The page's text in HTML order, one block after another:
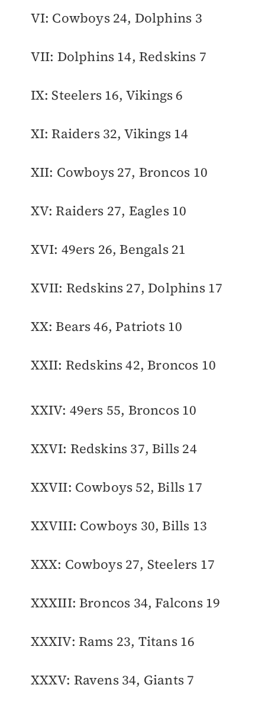
VI: Cowboys 24, Dolphins 3
VII: Dolphins 14, Redskins 7
IX: Steelers 16, Vikings 6
XI: Raiders 32, Vikings 14
XII: Cowboys 27, Broncos 10
XV: Raiders 27, Eagles 10
XVI: 49ers 26, Bengals 21
XVII: Redskins 27, Dolphins 17
XX: Bears 46, Patriots 10
XXII: Redskins 42, Broncos 10
XXIV: 49ers 55, Broncos 10
XXVI: Redskins 37, Bills 24
XXVII: Cowboys 52, Bills 17
XXVIII: Cowboys 30, Bills 13
XXX: Cowboys 27, Steelers 17
XXXIII: Broncos 34, Falcons 19
XXXIV: Rams 23, Titans 16
XXXV: Ravens 34, Giants 7